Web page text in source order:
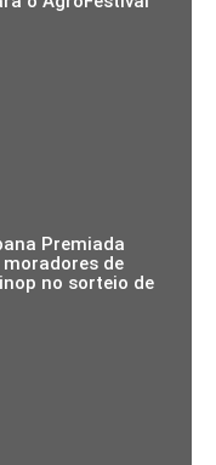
Premiada
de
no sorteio de